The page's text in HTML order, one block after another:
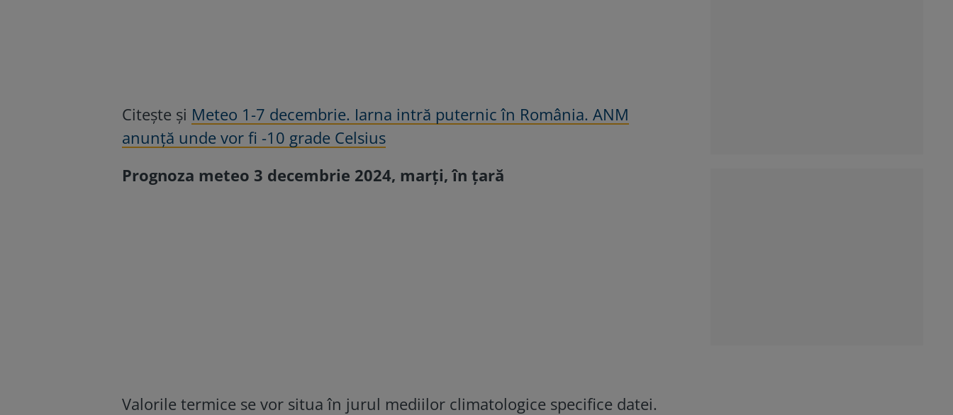
Citește și Meteo 1-7 decembrie. Iarna intră puternic în România. ANM
anunță unde vor fi -10 grade Celsius
Prognoza meteo 3 decembrie 2024, marți, în țară
Valorile termice se vor situa în jurul mediilor climatologice specifice datei.